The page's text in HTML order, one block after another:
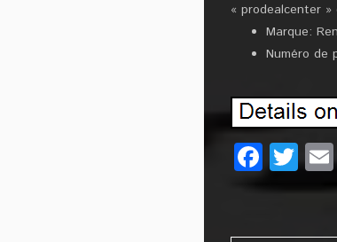
« prodealcenter
Marque:
Numéro de